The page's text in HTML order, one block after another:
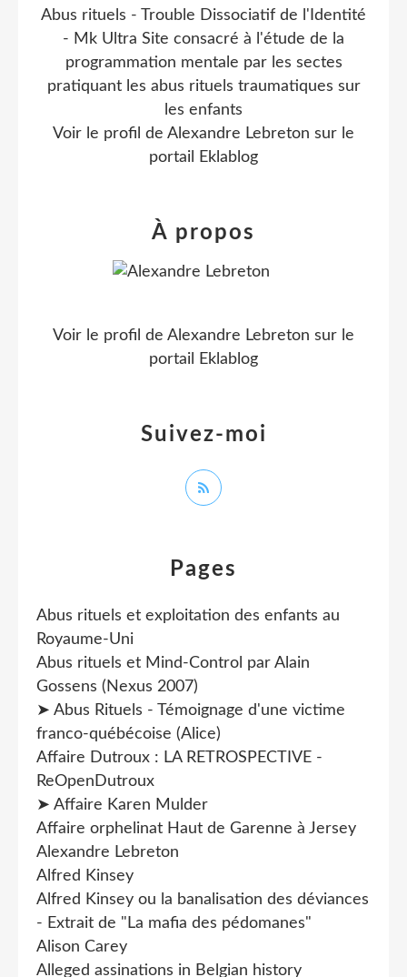
Pages
Abus rituels et exploitation des enfants au
Royaume-Uni
Abus rituels et Mind-Control par Alain
Gossens (Nexus 2007)
➤ Abus Rituels - Témoignage d'une victime
franco-québécoise (Alice)
Affaire Dutroux : LA RETROSPECTIVE -
ReOpenDutroux
➤ Affaire Karen Mulder
Affaire orphelinat Haut de Garenne à Jersey
Alexandre Lebreton
Alfred Kinsey
Alfred Kinsey ou la banalisation des déviances
- Extrait de "La mafia des pédomanes"
Alison Carey
Alleged assinations in Belgian history
Abus rituels - Trouble Dissociatif de l'Identité
- Mk Ultra Site consacré à l'étude de la
programmation mentale par les sectes
pratiquant les abus rituels traumatiques sur
les enfants
Voir le profil de Alexandre Lebreton sur le
portail Eklablog
Suivez-moi
À propos
Voir le profil de Alexandre Lebreton sur le
portail Eklablog